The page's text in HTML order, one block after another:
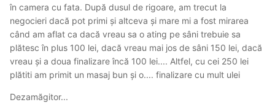
în camera cu fata. După dusul de rigoare, am trecut la
negocieri dacă pot primi și altceva și mare mi a fost mirarea
când am aflat ca dacă vreau sa o ating pe sâni trebuie sa
plătesc în plus 100 lei, dacă vreau mai jos de sâni 150 lei, dacă
vreau și a doua finalizare încă 100 lei.... Altfel, cu cei 250 lei
plătiti am primit un masaj bun și o.... finalizare cu mult ulei
Dezamăgitor...